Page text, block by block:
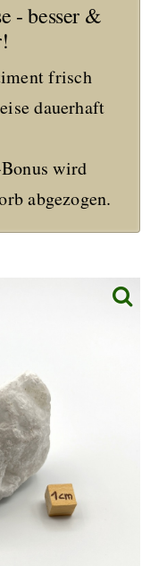
- besser &
frisch
dauerhaft
wird
abgezogen.